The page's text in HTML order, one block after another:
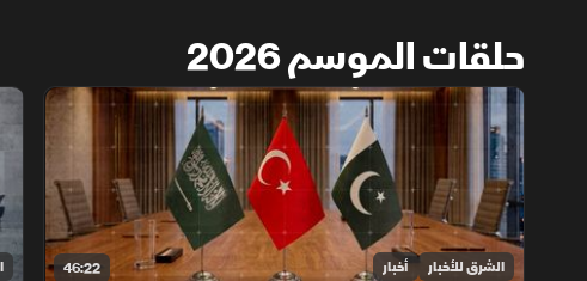
حلقات الموسم 2026
46:22 الشرق للأخبار أخبار